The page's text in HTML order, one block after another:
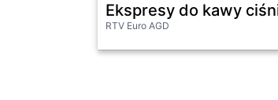
Ekspresy do kawy
RTV Euro AGD